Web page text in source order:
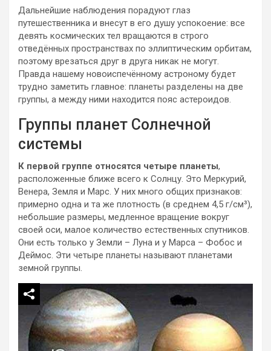
Дальнейшие наблюдения порадуют глаз
путешественника и внесут в его душу успокоение: все
девять космических тел вращаются в строго
отведённых пространствах по эллиптическим орбитам,
поэтому врезаться друг в друга никак не могут.
Правда нашему новоиспечённому астроному будет
трудно заметить главное: планеты разделены на две
группы, а между ними находится пояс астероидов.
Группы планет Солнечной
системы
К первой группе относятся четыре планеты,
расположенные ближе всего к Солнцу. Это Меркурий,
Венера, Земля и Марс. У них много общих признаков:
примерно одна и та же плотность (в среднем 4,5 г/см³),
небольшие размеры, медленное вращение вокруг
своей оси, малое количество естественных спутников.
Они есть только у Земли – Луна и у Марса – Фобос и
Деймос. Эти четыре планеты называют планетами
земной группы.